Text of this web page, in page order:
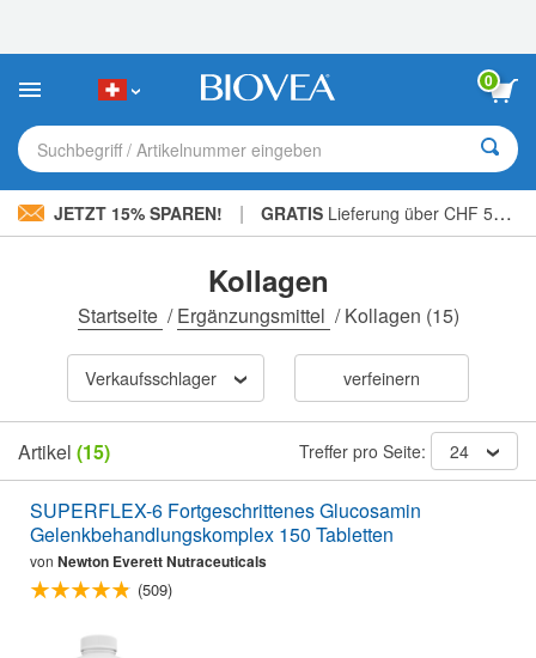
Sie:
Website
ein
Barrierefreiheitssystem.
0
Suchbegriff / Artikelnummer eingeben
JETZT 15% SPAREN! | GRATIS Lieferung über CHF 56.00 »
Kollagen
Startseite /Ergänzungsmittel /Kollagen (15)
Verkaufsschlager verfeinern
Artikel (15) Treffer pro Seite: 24
SUPERFLEX-6 Fortgeschrittenes Glucosamin
Gelenkbehandlungskomplex 150 Tabletten
von Newton Everett Nutraceuticals
(509)